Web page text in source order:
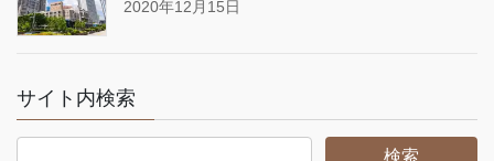
2020年12月15日
サイト内検索